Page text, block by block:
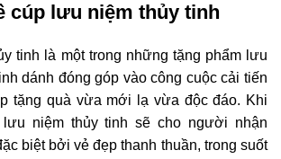
cúp lưu niệm thủy tinh
tinh là một trong những tặng phẩm lưu
dánh đóng góp vào công cuộc cải tiến
tặng quà vừa mới lạ vừa độc đáo. Khi
niệm thủy tinh sẽ cho người nhận
biệt bởi vẻ đẹp thanh thuần, trong suốt